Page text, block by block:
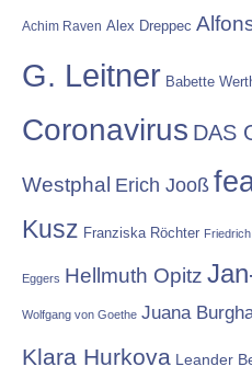
Achim Raven Alex Dreppec
G. Leitner Babette
Coronavirus DAS
Westphal Erich Jooß
Kusz Franziska Röchter
Eggers Hellmuth Opitz
Wolfgang von Goethe Juana
Klara Hurkova Leander